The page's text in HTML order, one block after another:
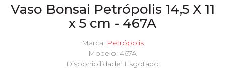
Vaso Bonsai Petrópolis 14,5 X 11
x 5 cm - 467A
Marca: Petrópolis
Modelo: 467A
Disponibilidade: Esgotado